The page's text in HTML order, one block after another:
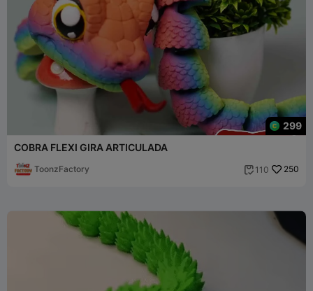
299
COBRA FLEXI GIRA ARTICULADA
ToonzFactory  110 250